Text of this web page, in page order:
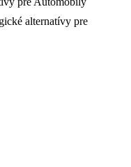
alternatívy pre